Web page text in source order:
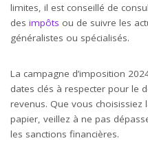
limites, il est conseillé de
des impôts ou de suivre les
généralistes ou spécialisés.
La campagne d’imposition
dates clés à respecter pour le
revenus. Que vous
papier, veillez à ne pas
les sanctions financières.